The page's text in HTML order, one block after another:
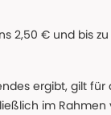
2,50 € und bis
ergibt, gilt für
im